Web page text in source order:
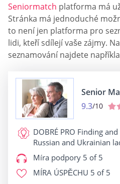
Seniormatch platforma má
Stránka má jednoduché
to není jen platforma pro
lidi, kteří sdílejí vaše zájmy.
seznamování najdete
Senior
9.3/10
DOBRÉ PRO Finding
Russian and Ukrainian
Míra podpory 5 of 5
MÍRA ÚSPĚCHU 5 of 5